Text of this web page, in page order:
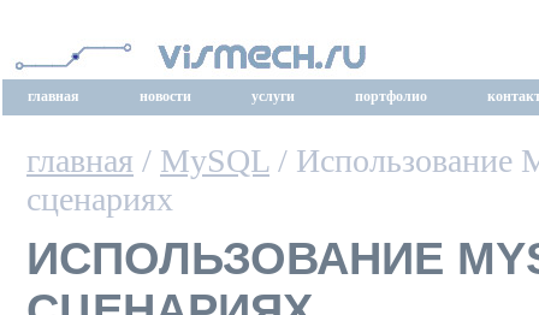
главная новости услуги портфолио
главная / MySQL / Использование
сценариях
ИСПОЛЬЗОВАНИЕ